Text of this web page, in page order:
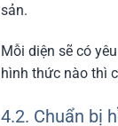
sản.
Mỗi diện sẽ có
hình thức nào thì
4.2. Chuẩn bị